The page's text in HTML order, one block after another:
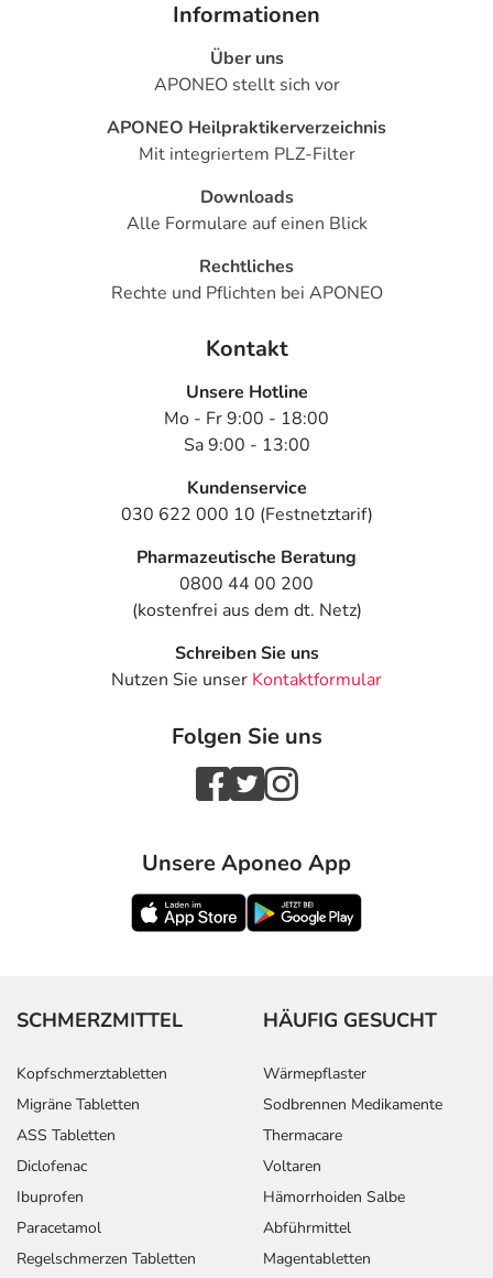
Informationen
Über uns
APONEO stellt sich vor
APONEO Heilpraktikerverzeichnis
Mit integriertem PLZ-Filter
Downloads
Alle Formulare auf einen Blick
Rechtliches
Rechte und Pflichten bei APONEO
Kontakt
Unsere Hotline
Mo - Fr 9:00 - 18:00
Sa 9:00 - 13:00
Kundenservice
030 622 000 10 (Festnetztarif)
Pharmazeutische Beratung
0800 44 00 200
(kostenfrei aus dem dt. Netz)
Schreiben Sie uns
Nutzen Sie unser Kontaktformular
Folgen Sie uns
Unsere Aponeo App
SCHMERZMITTEL
Kopfschmerztabletten
Migräne Tabletten
ASS Tabletten
Diclofenac
Ibuprofen
Paracetamol
Regelschmerzen Tabletten
HÄUFIG GESUCHT
Wärmepflaster
Sodbrennen Medikamente
Thermacare
Voltaren
Hämorrhoiden Salbe
Abführmittel
Magentabletten